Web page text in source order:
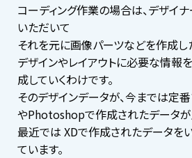
コーディング作業の場合は、デザイ
いただいて
それを元に画像パーツなどを作成し
デザインやレイアウトに必要な情報
成していくわけです。
そのデザインデータが、今までは
やPhotoshopで作成されたデータ
最近では XDで作成されたデータを
ています。